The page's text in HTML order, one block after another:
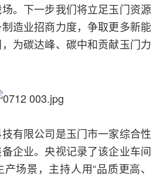
。下一步我们将立足玉门资源
造业招商力度，争取更多新能
为碳达峰、碳中和贡献玉门力
有限公司是玉门市一家综合性
企业。央视记录了该企业车间
场景，主持人用“品质更高、